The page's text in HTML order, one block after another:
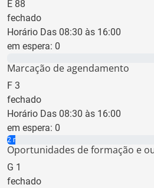
E 88
fechado
Horário Das 08:30 às 16:00
em espera: 0
Marcação de agendamento
F 3
fechado
Horário Das 08:30 às 16:00
em espera: 0
2 min
Oportunidades de formação e
G 1
fechado